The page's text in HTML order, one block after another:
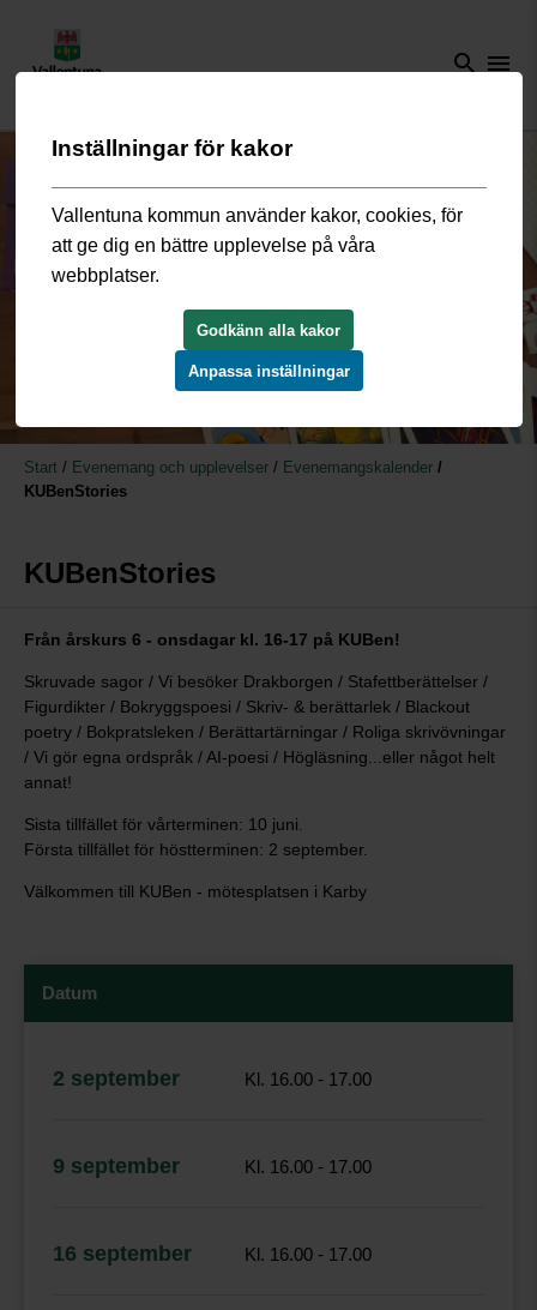
search menu
Start / Evenemang och upplevelser / Evenemangskalender /
KUBenStories
KUBenStories
Från årskurs 6 - onsdagar kl. 16-17 på KUBen!
Skruvade sagor / Vi besöker Drakborgen / Stafettberättelser /
Figurdikter / Bokryggspoesi / Skriv- & berättarlek / Blackout
poetry / Bokpratsleken / Berättartärningar / Roliga skrivövningar
/ Vi gör egna ordspråk / AI-poesi / Högläsning...eller något helt
annat!
Sista tillfället för vårterminen: 10 juni.
Första tillfället för höstterminen: 2 september.
Välkommen till KUBen - mötesplatsen i Karby
Datum
2 september Kl. 16.00 - 17.00
9 september Kl. 16.00 - 17.00
16 september Kl. 16.00 - 17.00
Inställningar för kakor
Vallentuna kommun använder kakor, cookies, för
att ge dig en bättre upplevelse på våra
webbplatser.
Godkänn alla kakor
Anpassa inställningar